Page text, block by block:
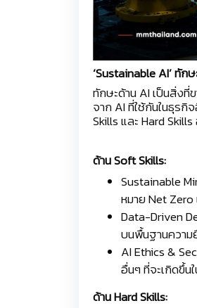
‘Sustainable AI’ ทัก
ทักษะด้าน AI เป็นสิ่งที่
จาก AI ที่ใช้กันในธุร
Skills และ Hard
ด้าน Soft Skills:
Sustainable
หมาย Net
Data-Driven
บนพื้นฐานความ
AI Ethics &
อื่นๆ ที่จะเกิดขึ้น
ด้าน Hard Skills: